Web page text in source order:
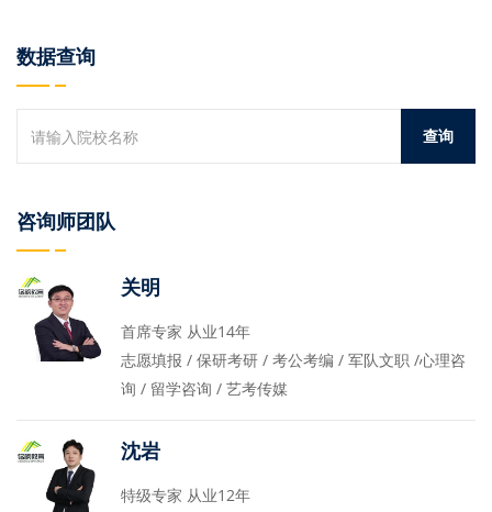
数据查询
咨询师团队
关明
首席专家 从业14年
志愿填报 / 保研考研 / 考公考编 / 军队文职 /心理咨
询 / 留学咨询 / 艺考传媒
沈岩
特级专家 从业12年